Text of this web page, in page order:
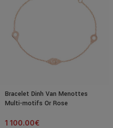
Bracelet Dinh Van Menottes
Multi-motifs Or Rose
1 100.00€